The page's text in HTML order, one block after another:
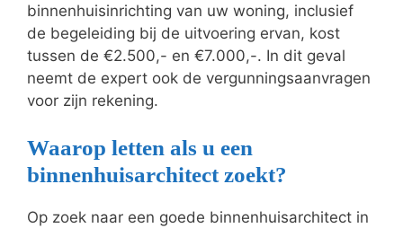
binnenhuisinrichting van uw woning, inclusief
de begeleiding bij de uitvoering ervan, kost
tussen de €2.500,- en €7.000,-. In dit geval
neemt de expert ook de vergunningsaanvragen
voor zijn rekening.
Waarop letten als u een
binnenhuisarchitect zoekt?
Op zoek naar een goede binnenhuisarchitect in